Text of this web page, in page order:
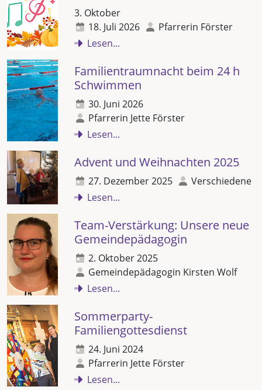
3. Oktober
18. Juli 2026
Pfarrerin Förster
Lesen...
Familientraumnacht beim 24 h
Schwimmen
30. Juni 2026
Pfarrerin Jette Förster
Lesen...
Advent und Weihnachten 2025
27. Dezember 2025
Verschiedene
Lesen...
Team-Verstärkung: Unsere neue
Gemeindepädagogin
2. Oktober 2025
Gemeindepädagogin Kirsten Wolf
Lesen...
Sommerparty-
Familiengottesdienst
24. Juni 2024
Pfarrerin Jette Förster
Lesen...